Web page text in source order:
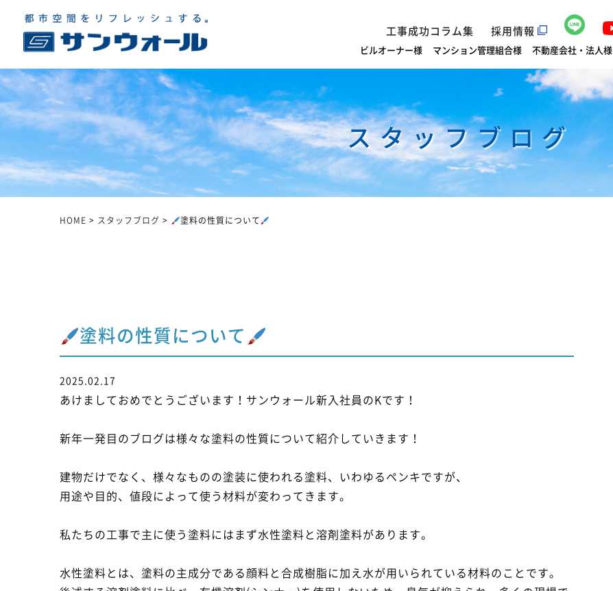
工事成功コラム集 採用情報
ビルオーナー様 マンション管理組合様 不動産会社・法人様
スタッフブログ
HOME > スタッフブログ > 塗料の性質について
塗料の性質について
2025.02.17
あけましておめでとうございます！サンウォール新入社員のKです！
新年一発目のブログは様々な塗料の性質について紹介していきます！
建物だけでなく、様々なものの塗装に使われる塗料、いわゆるペンキですが、
用途や目的、値段によって使う材料が変わってきます。
私たちの工事で主に使う塗料にはまず水性塗料と溶剤塗料があります。
水性塗料とは、塗料の主成分である顔料と合成樹脂に加え水が用いられている材料のことです。